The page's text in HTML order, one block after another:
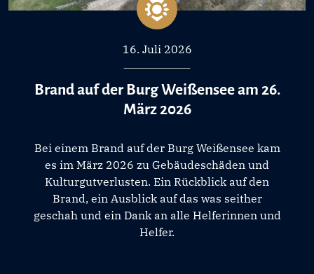
16. Juli 2026
Brand auf der Burg Weißensee am 26.
März 2026
Bei einem Brand auf der Burg Weißensee kam
es im März 2026 zu Gebäudeschäden und
Kulturgutverlusten. Ein Rückblick auf den
Brand, ein Ausblick auf das was seither
geschah und ein Dank an alle Helferinnen und
Helfer.